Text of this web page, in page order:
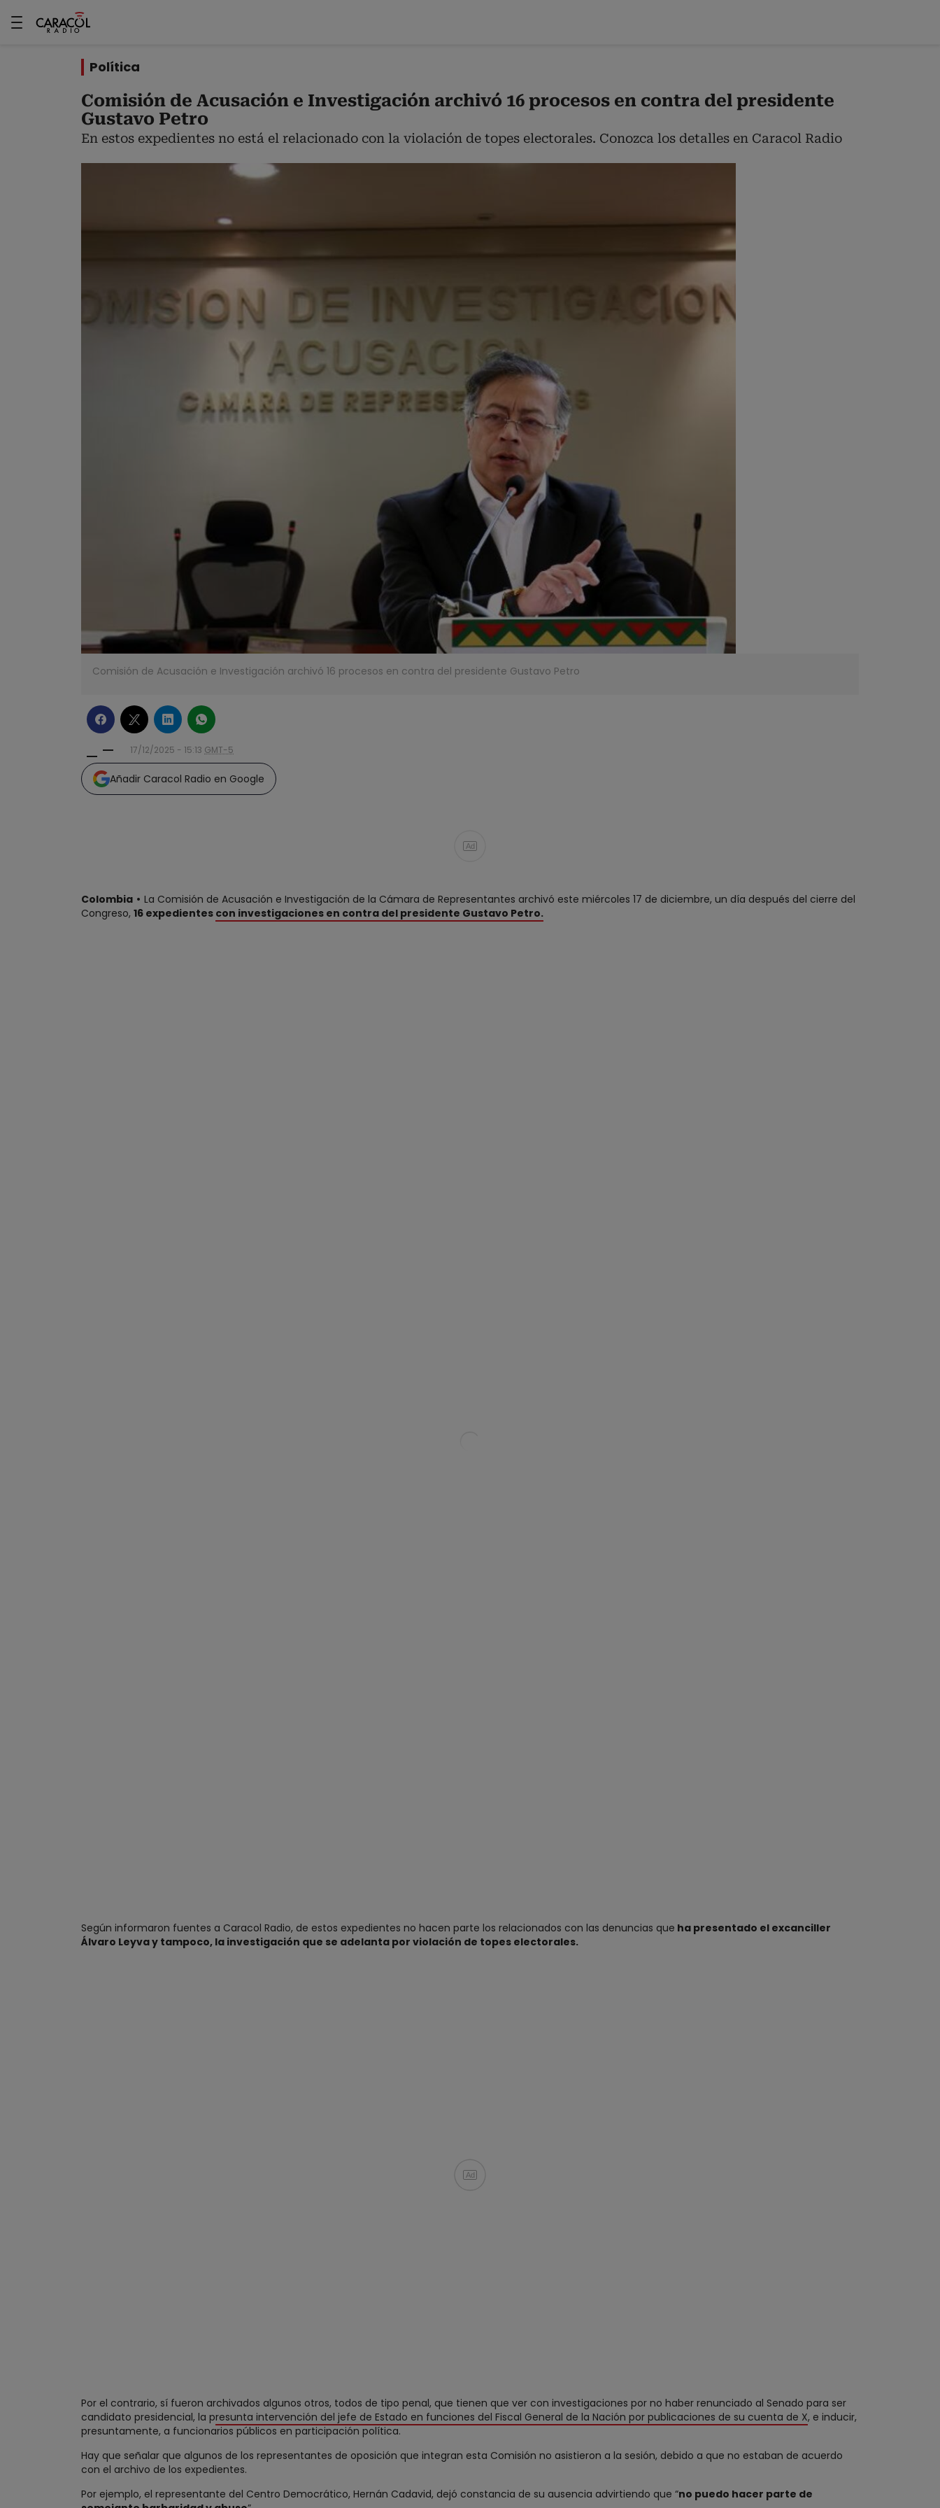
Política
Comisión de Acusación e Investigación archivó 16 procesos en contra del presidente
Gustavo Petro
En estos expedientes no está el relacionado con la violación de topes electorales. Conozca los detalles en Caracol Radio
Comisión de Acusación e Investigación archivó 16 procesos en contra del presidente Gustavo Petro
17/12/2025 - 15:13 GMT-5
Añadir Caracol Radio en Google
Ad
Colombia
La Comisión de Acusación e Investigación de la Cámara de Representantes archivó este miércoles 17 de diciembre, un día después del cierre del
Congreso, 16 expedientes con investigaciones en contra del presidente Gustavo Petro.
Según informaron fuentes a Caracol Radio, de estos expedientes no hacen parte los relacionados con las denuncias que ha presentado el excanciller
Álvaro Leyva y tampoco, la investigación que se adelanta por violación de topes electorales.
Ad
Por el contrario, sí fueron archivados algunos otros, todos de tipo penal, que tienen que ver con investigaciones por no haber renunciado al Senado para ser
candidato presidencial, la presunta intervención del jefe de Estado en funciones del Fiscal General de la Nación por publicaciones de su cuenta de X, e inducir,
presuntamente, a funcionarios públicos en participación política.
Hay que señalar que algunos de los representantes de oposición que integran esta Comisión no asistieron a la sesión, debido a que no estaban de acuerdo
con el archivo de los expedientes.
Por ejemplo, el representante del Centro Democrático, Hernán Cadavid, dejó constancia de su ausencia advirtiendo que “no puedo hacer parte de